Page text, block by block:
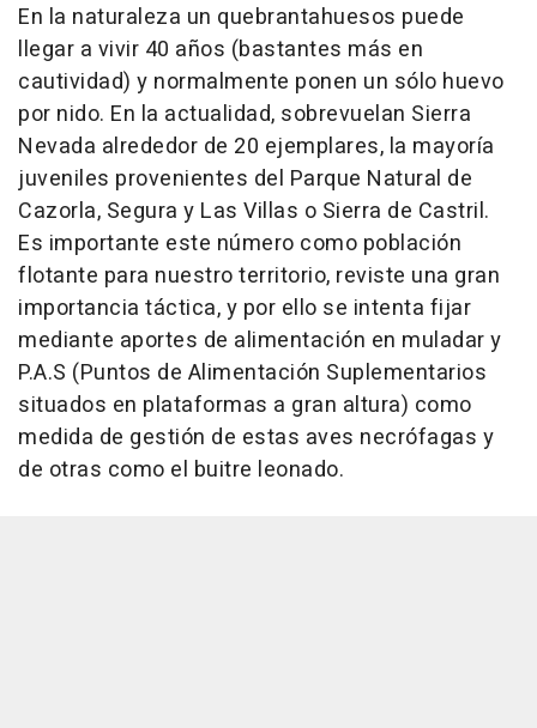
En la naturaleza un quebrantahuesos puede
llegar a vivir 40 años (bastantes más en
cautividad) y normalmente ponen un sólo huevo
por nido. En la actualidad, sobrevuelan Sierra
Nevada alrededor de 20 ejemplares, la mayoría
juveniles provenientes del Parque Natural de
Cazorla, Segura y Las Villas o Sierra de Castril.
Es importante este número como población
flotante para nuestro territorio, reviste una gran
importancia táctica, y por ello se intenta fijar
mediante aportes de alimentación en muladar y
P.A.S (Puntos de Alimentación Suplementarios
situados en plataformas a gran altura) como
medida de gestión de estas aves necrófagas y
de otras como el buitre leonado.